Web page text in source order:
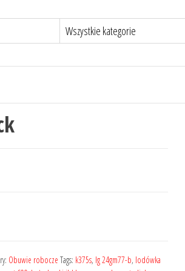
Obuwie robocze Tags: k375s, lg 24gm77-b, lodówka